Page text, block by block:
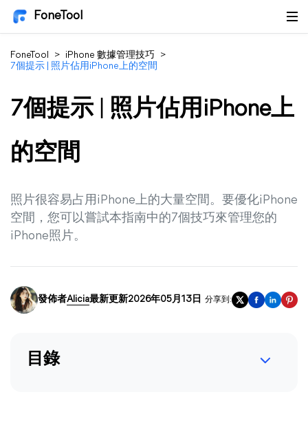
FoneTool
FoneTool > iPhone 數據管理技巧
>
7個提示 | 照片佔用iPhone上的空間
7個提示 | 照片佔用iPhone上
的空間
照片很容易占用iPhone上的大量空間。要優化iPhone
空間，您可以嘗試本指南中的7個技巧來管理您的
iPhone照片。
發佈者Alicia最新更新2026年05月13日 分享到:
目錄